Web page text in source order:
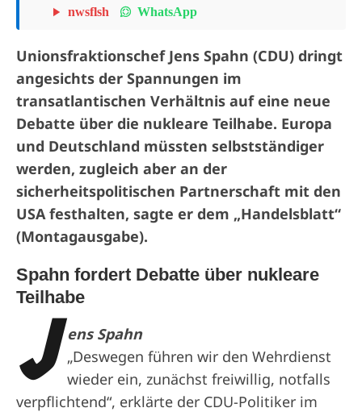
nwsflsh WhatsApp
Unionsfraktionschef Jens Spahn (CDU) dringt
angesichts der Spannungen im
transatlantischen Verhältnis auf eine neue
Debatte über die nukleare Teilhabe. Europa
und Deutschland müssten selbstständiger
werden, zugleich aber an der
sicherheitspolitischen Partnerschaft mit den
USA festhalten, sagte er dem „Handelsblatt“
(Montagausgabe).
Spahn fordert Debatte über nukleare
Teilhabe
J
ens Spahn
„Deswegen führen wir den Wehrdienst
wieder ein, zunächst freiwillig, notfalls
verpflichtend“, erklärte der CDU-Politiker im